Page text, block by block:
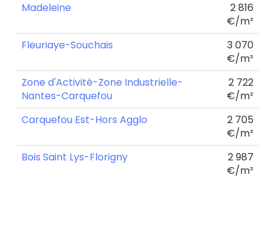
Madeleine
2 816
€/m²
Fleuriaye-Souchais
3 070
€/m²
Zone d'Activité-Zone Industrielle-
Nantes-Carquefou
2 722
€/m²
Carquefou Est-Hors Agglo
2 705
€/m²
Bois Saint Lys-Florigny
2 987
€/m²